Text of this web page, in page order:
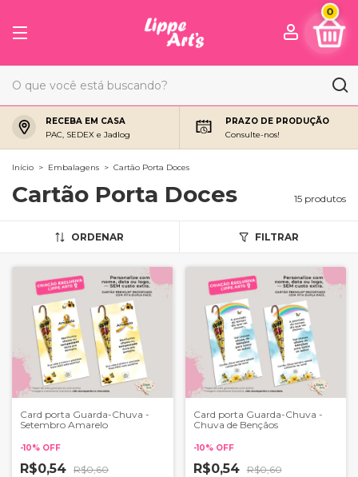
0
RECEBA EM CASA
PAC, SEDEX e Jadlog
PRAZO DE PRODUÇÃO
Consulte-nos!
Início > Embalagens > Cartão Porta Doces
Cartão Porta Doces 15 produtos
ORDENAR FILTRAR
Card porta Guarda-Chuva -
Setembro Amarelo
-10% OFF
R$0,54 R$0,60
Card porta Guarda-Chuva -
Chuva de Bençãos
-10% OFF
R$0,54 R$0,60